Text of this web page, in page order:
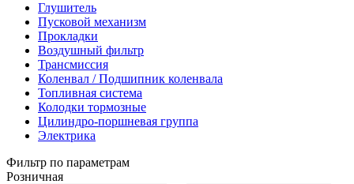
Глушитель
Пусковой механизм
Прокладки
Воздушный фильтр
Трансмиссия
Коленвал / Подшипник коленвала
Топливная система
Колодки тормозные
Цилиндро-поршневая группа
Электрика
Фильтр по параметрам
Розничная